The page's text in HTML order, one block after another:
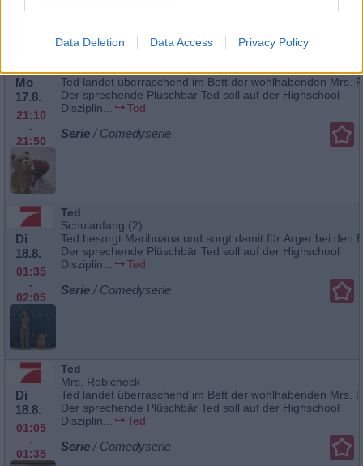
Data Deletion Data Access Privacy Policy
Mo
17.8.
21:10
-
21:50
Ted landet überraschend im Bett der wohlhabenden Mrs.
Der sprechende Plüschbär Ted soll auf der Highschool
Disziplin...
Ted
Serie / Comedyserie
Di
18.8.
01:35
-
02:05
Ted
Schulanfang (2)
Ted besorgt Marihuana und sorgt damit für Ärger bei den
Der sprechende Plüschbär Ted soll auf der Highschool
Disziplin...
Ted
Serie / Comedyserie
Di
18.8.
01:05
-
01:35
Ted
Mrs. Robicheck
Ted landet überraschend im Bett der wohlhabenden Mrs.
Der sprechende Plüschbär Ted soll auf der Highschool
Disziplin...
Ted
Serie / Comedyserie